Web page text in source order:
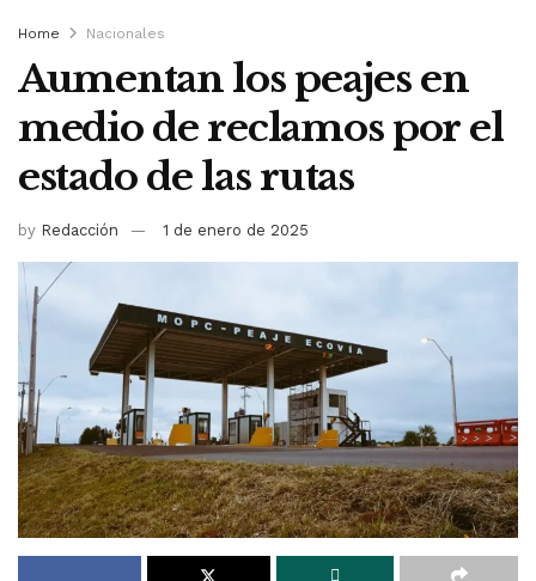
Home Nacionales
Aumentan los peajes en
medio de reclamos por el
estado de las rutas
by Redacción 1 de enero de 2025